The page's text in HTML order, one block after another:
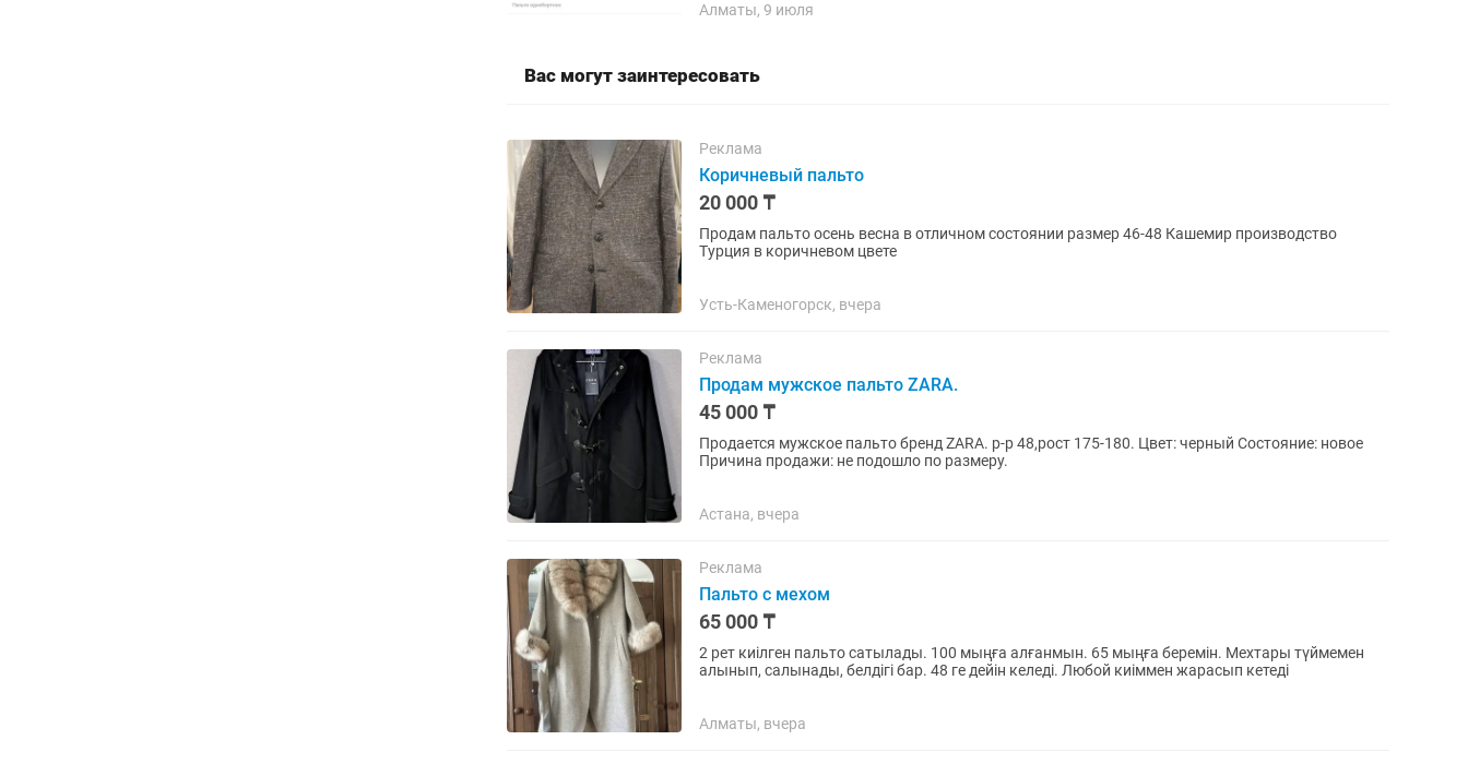
Алматы, 9 июля
Вас могут заинтересовать
Реклама
Коричневый пальто
20 000 ₸
Продам пальто осень весна в отличном состоянии размер 46-48 Кашемир производство
Турция в коричневом цвете
Усть-Каменогорск, вчера
Реклама
Продам мужское пальто ZARA.
45 000 ₸
Продается мужское пальто бренд ZARA. р-р 48,рост 175-180. Цвет: черный Состояние: новое
Причина продажи: не подошло по размеру.
Астана, вчера
Реклама
Пальто с мехом
65 000 ₸
2 рет киілген пальто сатылады. 100 мыңға алғанмын. 65 мыңға беремін. Мехтары түймемен
алынып, салынады, белдігі бар. 48 ге дейін келеді. Любой киіммен жарасып кетеді
Алматы, вчера